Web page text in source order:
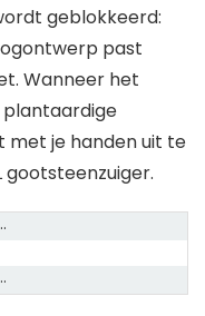
geblokkeerd:
past
Wanneer het
met je handen uit te
gootsteenzuiger.